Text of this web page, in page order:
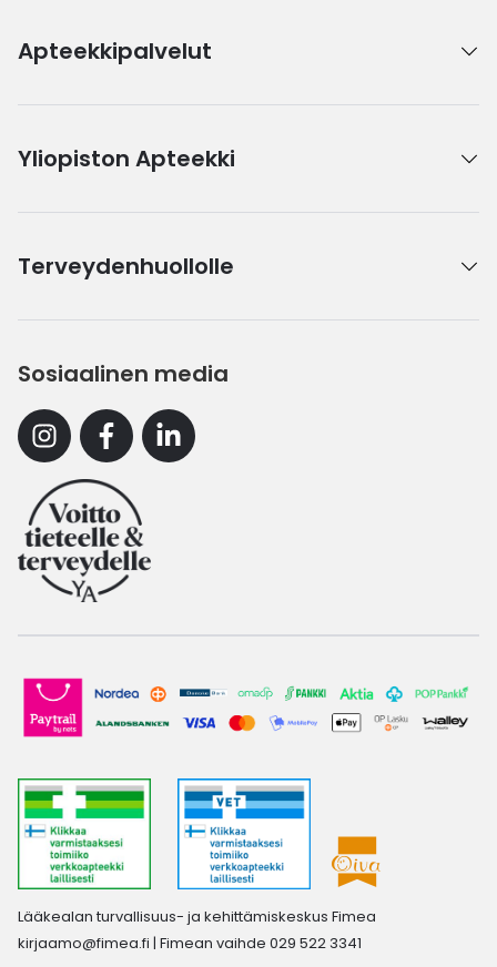
Apteekkipalvelut
Yliopiston Apteekki
Terveydenhuollolle
Sosiaalinen media
InstagramFacebookLinkedin
Lääkealan turvallisuus- ja kehittämiskeskus Fimea
kirjaamo@fimea.fi | Fimean vaihde 029 522 3341